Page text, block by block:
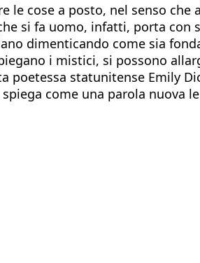
le cose a posto, nel senso
si fa uomo, infatti, porta con
dimenticando come sia
i mistici, si possono
statunitense Emily
come una parola nuova